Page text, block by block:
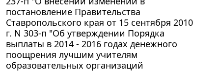
постановление Правительства
Ставропольского края от 15 сентября 2010
г. N 303-п "Об утверждении Порядка
выплаты в 2014 - 2016 годах денежного
поощрения лучшим учителям
образовательных организаций